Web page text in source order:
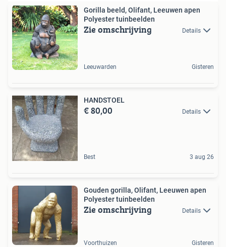
Gorilla beeld, Olifant, Leeuwen apen
Polyester tuinbeelden
Zie omschrijving Details
Leeuwarden Gisteren
HANDSTOEL
€ 80,00 Details
Best 3 aug 26
Gouden gorilla, Olifant, Leeuwen apen
Polyester tuinbeelden
Zie omschrijving Details
Voorthuizen Gisteren